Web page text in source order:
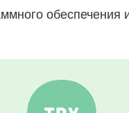
обеспечения